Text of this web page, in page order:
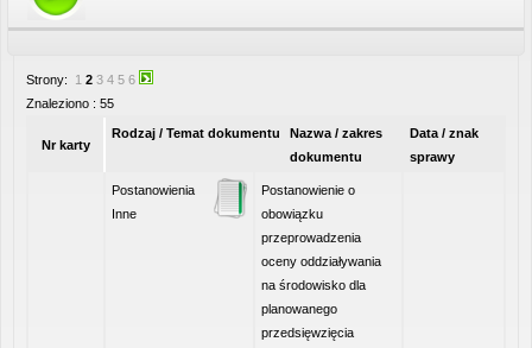
Strony: 1 2 3 4 5 6
Znaleziono : 55
Nr karty
Rodzaj / Temat dokumentu
Nazwa / zakres
dokumentu
Data / znak
sprawy
Postanowienia
Inne
Postanowienie o
obowiązku
przeprowadzenia
oceny oddziaływania
na środowisko dla
planowanego
przedsięwzięcia